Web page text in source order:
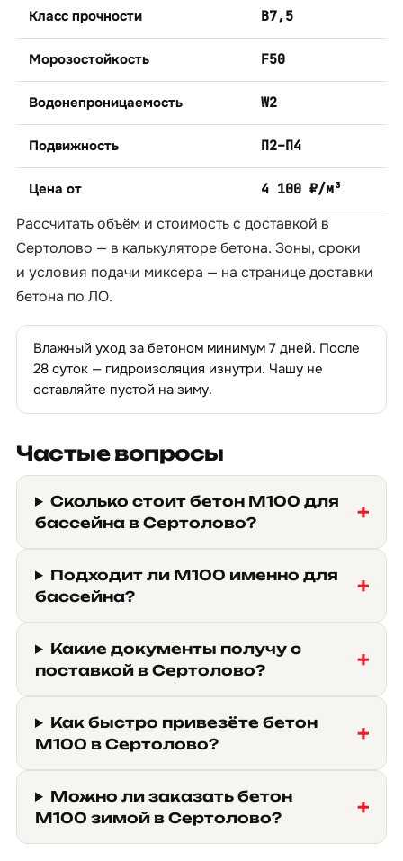
Класс прочности B7,5
Морозостойкость F50
Водонепроницаемость W2
Подвижность П2–П4
Цена от 4 100 ₽/м³
Рассчитать объём и стоимость с доставкой в
Сертолово — в калькуляторе бетона. Зоны, сроки
и условия подачи миксера — на страницедоставки
бетона по ЛО.
Влажный уход за бетоном минимум 7 дней. После
28 суток — гидроизоляция изнутри. Чашу не
оставляйте пустой на зиму.
Частые вопросы
Сколько стоит бетон М100 для
бассейна в Сертолово?
Подходит ли М100 именно для
бассейна?
Какие документы получу с
поставкой в Сертолово?
Как быстро привезёте бетон
М100 в Сертолово?
Можно ли заказать бетон
М100 зимой в Сертолово?